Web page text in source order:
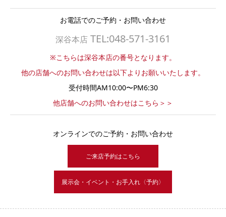
お電話でのご予約・お問い合わせ
深谷本店 TEL:048-571-3161
※こちらは深谷本店の番号となります。
他の店舗へのお問い合わせは以下よりお願いいたします。
受付時間AM10:00〜PM6:30
他店舗へのお問い合わせはこちら＞＞
オンラインでのご予約・お問い合わせ
ご来店予約はこちら
展示会・イベント・お手入れ〈予約〉